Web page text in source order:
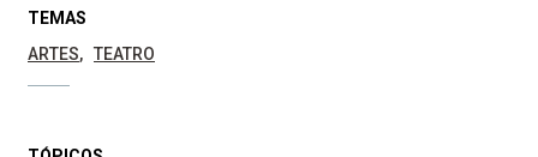
TEMAS
ARTES
TEATRO